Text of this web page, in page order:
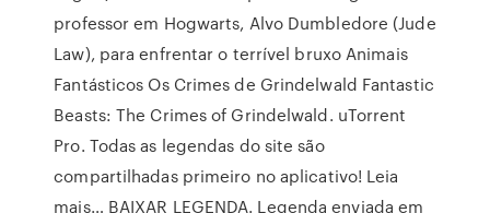
professor em Hogwarts, Alvo Dumbledore (Jude
Law), para enfrentar o terrível bruxo Animais
Fantásticos Os Crimes de Grindelwald Fantastic
Beasts: The Crimes of Grindelwald. uTorrent
Pro. Todas as legendas do site são
compartilhadas primeiro no aplicativo! Leia
mais… BAIXAR LEGENDA. Legenda enviada em